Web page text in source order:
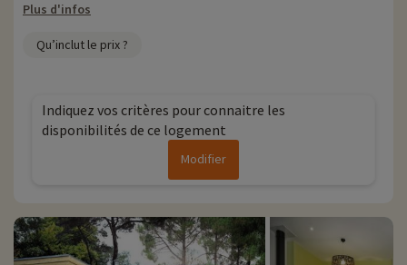
Plus d'infos
Qu’inclut le prix ?
Indiquez vos critères pour connaitre les
disponibilités de ce logement
Modifier